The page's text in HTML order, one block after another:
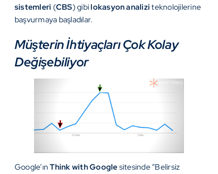
sistemleri (CBS) gibilokasyon analiziteknolojilerine
başvurmaya başladılar.
Müşterin İhtiyaçları Çok Kolay
Değişebiliyor
Google’ınThink with Googlesitesinde “Belirsiz